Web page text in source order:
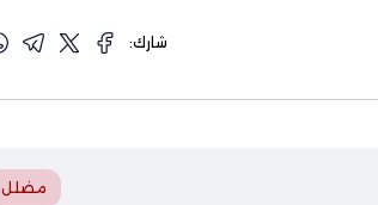
شارك:
مضلل